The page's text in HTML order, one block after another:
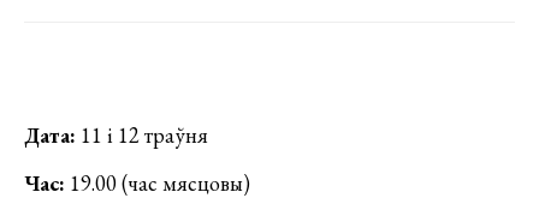
Дата: 11 і 12 траўня
Час: 19.00 (час мясцовы)